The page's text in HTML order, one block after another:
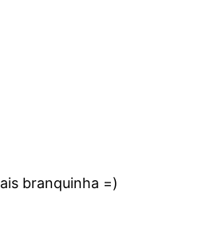
branquinha =)